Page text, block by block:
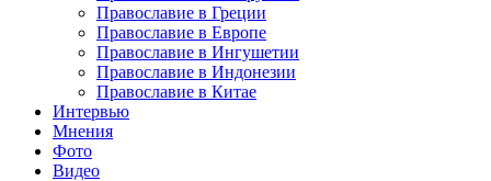
Православие в Греции
Православие в Европе
Православие в Ингушетии
Православие в Индонезии
Православие в Китае
Интервью
Мнения
Фото
Видео